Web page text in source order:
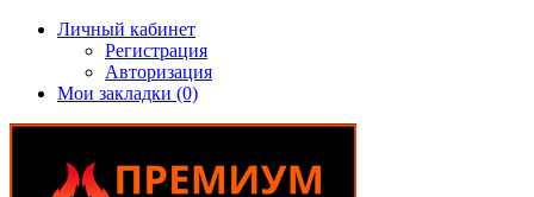
Личный кабинет
Регистрация
Авторизация
Мои закладки (0)